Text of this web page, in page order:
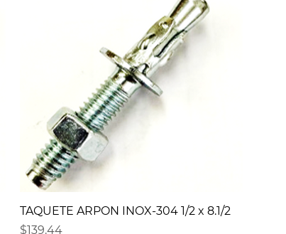
TAQUETE ARPON INOX-304 1/2 x 8.1/2
Precio
$139.44